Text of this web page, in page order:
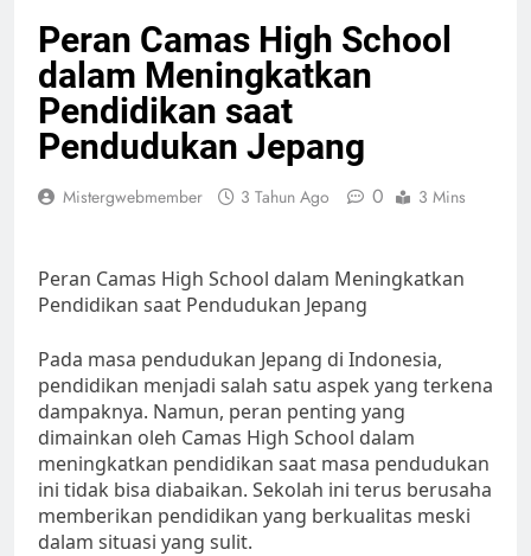
Peran Camas High School
dalam Meningkatkan
Pendidikan saat
Pendudukan Jepang
Mistergwebmember 3 Tahun Ago 0 3 Mins
Peran Camas High School dalam Meningkatkan
Pendidikan saat Pendudukan Jepang
Pada masa pendudukan Jepang di Indonesia,
pendidikan menjadi salah satu aspek yang terkena
dampaknya. Namun, peran penting yang
dimainkan oleh Camas High School dalam
meningkatkan pendidikan saat masa pendudukan
ini tidak bisa diabaikan. Sekolah ini terus berusaha
memberikan pendidikan yang berkualitas meski
dalam situasi yang sulit.